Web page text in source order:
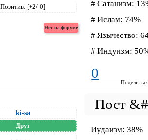
Позитив: [+2/-0]
# Сатанизм:
# Ислам: 74%
# Язычество:
# Индуизм:
0
ki-sa
Друг
Иудаизм: 38%